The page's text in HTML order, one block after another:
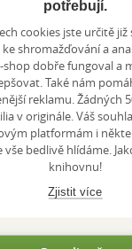
všechna
Přidat
potřebují.
cookies jste určitě již
shromažďování a
shop dobře fungoval a
Také nám
reklamu. Žádných
v originále. Váš
platformám i
vše bedlivě hlídáme.
knihovnu!
Zjistit více